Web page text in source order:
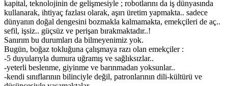
kapital, teknolojinin de gelişmesiyle ; robotlarını da iş dünyasında
kullanarak, ihtiyaç fazlası olarak, aşırı üretim yapmakta.. sadece
dünyanın doğal dengesini bozmakla kalmamakta, emekçileri de aç..
sefil, işsiz.. güçsüz ve perişan bırakmaktadır..!
Sanırım bu durumları da bilmeyenimiz yok.
Bugün, boğaz tokluğuna çalışmaya razı olan emekçiler :
-5 duyularıyla dumura uğramış ve sağlıksızlar..
-yeterli beslenme, giyinme ve barınmadan yoksunlar..
-kendi sınıflarının bilinciyle değil, patronlarının dili-kültürü ve